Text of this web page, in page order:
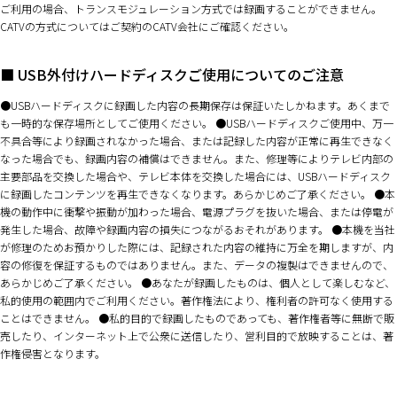
ご利用の場合、トランスモジュレーション方式では録画することができません。
CATVの方式についてはご契約のCATV会社にご確認ください。
■ USB外付けハードディスクご使用についてのご注意
USBハードディスクに録画した内容の長期保存は保証いたしかねます。あくまで
も一時的な保存場所としてご使用ください。
USBハードディスクご使用中、万一
不具合等により録画されなかった場合、または記録した内容が正常に再生できなく
なった場合でも、録画内容の補償はできません。また、修理等によりテレビ内部の
主要部品を交換した場合や、テレビ本体を交換した場合には、USBハードディスク
に録画したコンテンツを再生できなくなります。あらかじめご了承ください。
本
機の動作中に衝撃や振動が加わった場合、電源プラグを抜いた場合、または停電が
発生した場合、故障や録画内容の損失につながるおそれがあります。
本機を当社
が修理のためお預かりした際には、記録された内容の維持に万全を期しますが、内
容の修復を保証するものではありません。また、データの複製はできませんので、
あらかじめご了承ください。
あなたが録画したものは、個人として楽しむなど、
私的使用の範囲内でご利用ください。著作権法により、権利者の許可なく使用する
ことはできません。
私的目的で録画したものであっても、著作権者等に無断で販
売したり、インターネット上で公衆に送信したり、営利目的で放映することは、著
作権侵害となります。